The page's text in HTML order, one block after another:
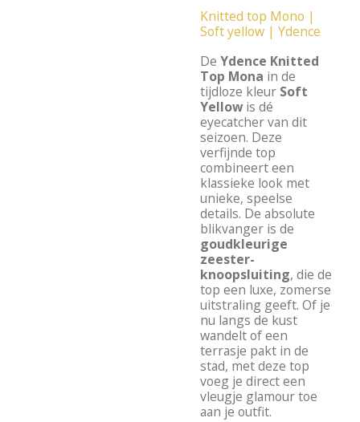
Knitted top Mono |
Soft yellow | Ydence
De Ydence Knitted
Top Mona in de
tijdloze kleur Soft
Yellowis dé
eyecatcher van dit
seizoen. Deze
verfijnde top
combineert een
klassieke look met
unieke, speelse
details. De absolute
blikvanger is de
goudkleurige
zeester-
knoopsluiting, die de
top een luxe, zomerse
uitstraling geeft. Of je
nu langs de kust
wandelt of een
terrasje pakt in de
stad, met deze top
voeg je direct een
vleugje glamour toe
aan je outfit.